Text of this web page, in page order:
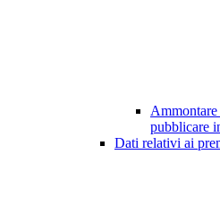
pubblicare
Dati relativi ai